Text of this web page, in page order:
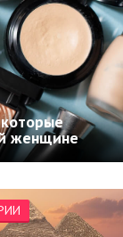
женщине